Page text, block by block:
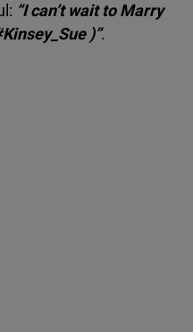
“I can’t wait to Marry
)”.